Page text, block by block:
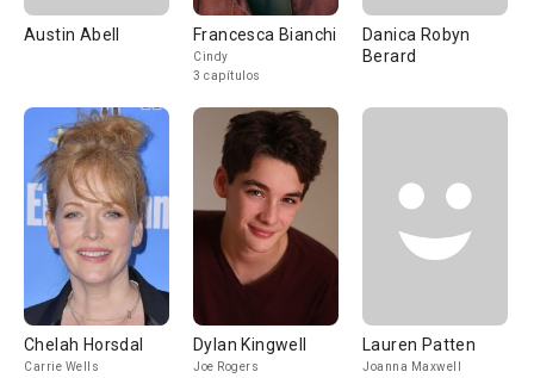
Austin Abell Francesca Bianchi
Cindy
3 capítulos
Danica Robyn
Berard
Chelah Horsdal
Carrie Wells
Dylan Kingwell
Joe Rogers
Lauren Patten
Joanna Maxwell